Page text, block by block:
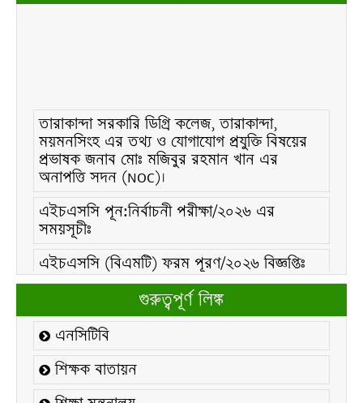
তারাকান্দা সরকারি ডিগ্রি কলেজ, তারাকান্দা,
ময়মনসিংহ এর তথ্য ও যোগাযোগ প্রযুক্তি বিষয়ের
প্রভাষক জনাব মোঃ মজিবুর রহমান খান এর
অনাপত্তি সদন (NOC)।
এইচএসসি পূন:নির্বাচনী পরীক্ষা/২০২৬ এর
সময়সূচীঃ
এইচএসসি (বিএমটি) ফরম পূরণ/২০২৬ বিজ্ঞপ্তিঃ
এইচএসসি ফরম/২০২৬ পূরণ বিজ্ঞপ্তিঃ
২১ ফেব্রুয়ারি/২০২৬ ইং তারিখে “শহিদ দিবস ও
আন্তর্জাতিক মাতৃভাষা দিবস-২০২৬ উদযাপন
উপলক্ষ্যে নোটিশঃ
কলেজ বন্ধ সংক্রান্ত নোটিশঃ
গুরুত্বপূর্ণ লিঙ্ক
এনসিটিবি
শিক্ষক বাতায়ন